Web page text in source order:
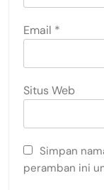
Email *
Situs Web
Simpan
peramban ini